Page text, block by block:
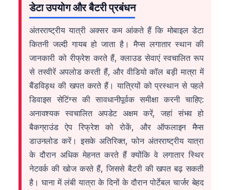
डेटा उपयोग और बैटरी प्रबंधन
अंतरराष्ट्रीय यात्री अक्सर कम आंकते हैं कि मोबाइल डेटा
कितनी जल्दी गायब हो जाता है। मैप्स लगातार स्थान की
जानकारी को रीफ्रेश करते हैं, क्लाउड सेवाएं स्वचालित रूप
से तस्वीरें अपलोड करती हैं, और वीडियो कॉल बड़ी मात्रा में
बैंडविड्थ की खपत करते हैं। यात्रियों को प्रस्थान से पहले
डिवाइस सेटिंग्स की सावधानीपूर्वक समीक्षा करनी चाहिए:
अनावश्यक स्वचालित अपडेट अक्षम करें, जहां संभव हो
बैकग्राउंड ऐप रिफ्रेश को रोकें, और ऑफलाइन मैप्स
डाउनलोड करें। इसके अतिरिक्त, फोन अंतरराष्ट्रीय यात्रा
के दौरान अधिक मेहनत करते हैं क्योंकि वे लगातार स्थिर
नेटवर्क की खोज करते हैं, जिससे बैटरी की खपत बढ़ सकती
है। घाना में लंबी यात्रा के दिनों के दौरान पोर्टेबल चार्जर बेहद